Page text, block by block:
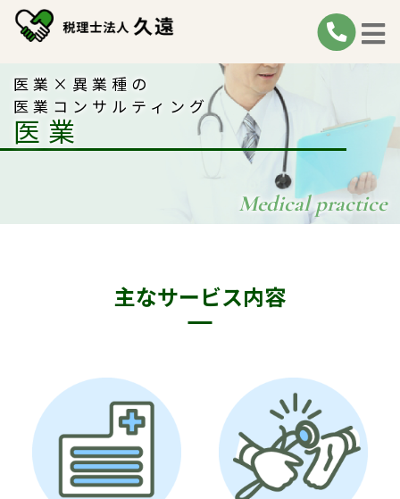
医業×異業種の
医業コンサルティング
医業
Medical practice
主なサービス内容